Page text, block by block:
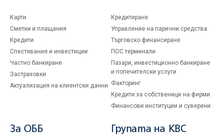
Карти
Сметки и плащания
Кредити
Спестявания и инвестиции
Частно банкиране
Застраховки
Актуализация на клиентски данни
Кредитиране
Управление на парични средства
Търговско финансиране
ПОС терминали
Пазари, инвестиционно банкиране
и попечителски услуги
Факторинг
Кредити за собственици на фирми
Финансови институции и суверени
За ОББ Групата на KBC